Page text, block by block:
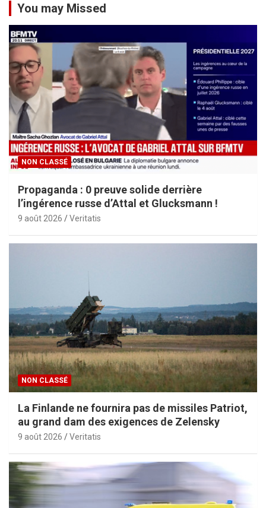
You may Missed
NON CLASSÉ
Propaganda : 0 preuve solide derrière
l’ingérence russe d’Attal et Glucksmann !
9 août 2026 Veritatis
NON CLASSÉ
La Finlande ne fournira pas de missiles Patriot,
au grand dam des exigences de Zelensky
9 août 2026 Veritatis